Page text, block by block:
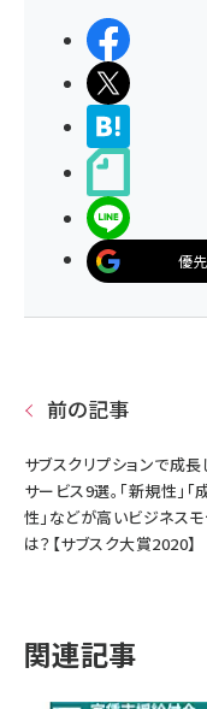
優
前の記事
サブスクリプションで成長
サービス9選。「新規性」「
性」などが高いビジネス
は？【サブスク大賞2020】
関連記事